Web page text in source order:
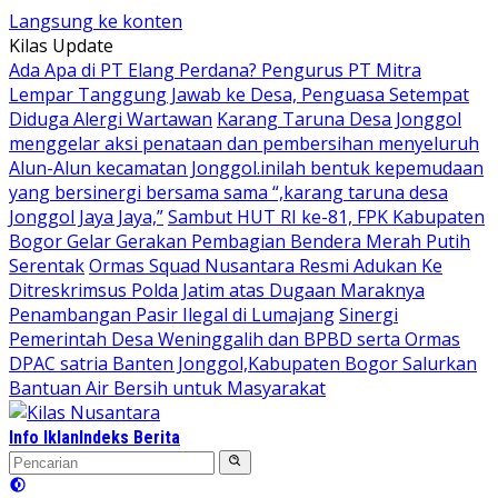
Langsung ke konten
Kilas Update
Ada Apa di PT Elang Perdana? Pengurus PT Mitra
Lempar Tanggung Jawab ke Desa, Penguasa Setempat
Diduga Alergi Wartawan Karang Taruna Desa Jonggol
menggelar aksi penataan dan pembersihan menyeluruh
Alun-Alun kecamatan Jonggol.inilah bentuk kepemudaan
yang bersinergi bersama sama “,karang taruna desa
Jonggol Jaya Jaya,”Sambut HUT RI ke-81, FPK Kabupaten
Bogor Gelar Gerakan Pembagian Bendera Merah Putih
SerentakOrmas Squad Nusantara Resmi Adukan Ke
Ditreskrimsus Polda Jatim atas Dugaan Maraknya
Penambangan Pasir Ilegal di LumajangSinergi
Pemerintah Desa Weninggalih dan BPBD serta Ormas
DPAC satria Banten Jonggol,Kabupaten Bogor Salurkan
Bantuan Air Bersih untuk Masyarakat
Info IklanIndeks Berita